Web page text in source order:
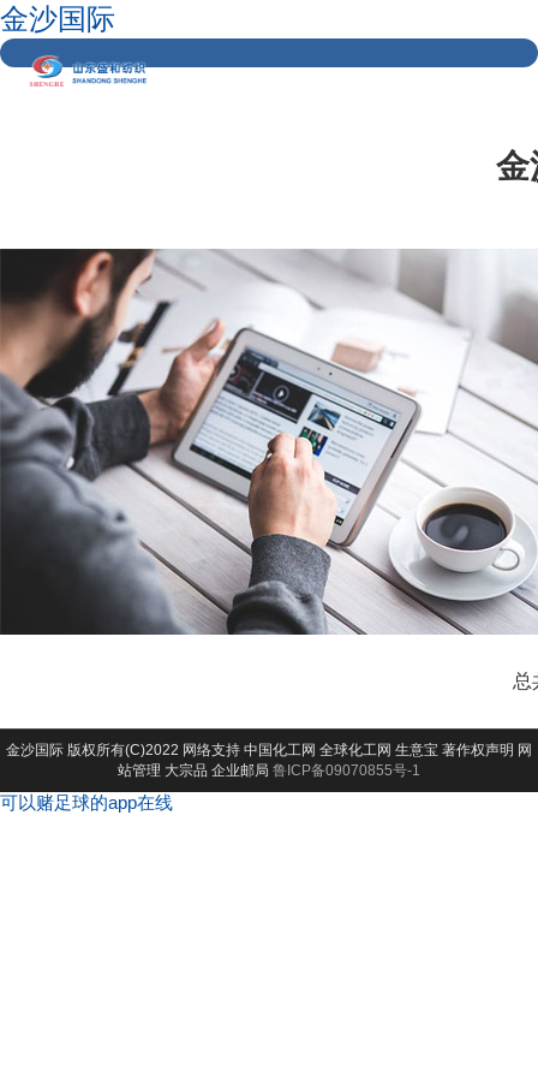
金沙国际
金
总
金沙国际 版权所有(C)2022 网络支持 中国化工网 全球化工网 生意宝 著作权声明 网
站管理 大宗品 企业邮局 鲁ICP备09070855号-1
可以赌足球的app在线